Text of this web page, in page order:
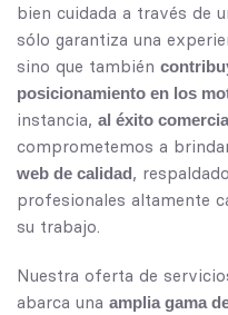
bien cuidada a través de
sólo garantiza una
sino que también
posicionamiento en los
instancia, al éxito
comprometemos a
web de calidad,
profesionales altamente
su trabajo.
Nuestra oferta de
abarca una amplia gama